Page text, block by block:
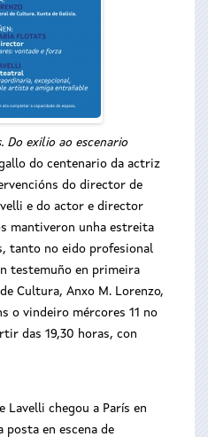
Do exilio ao escenario
do centenario da actriz
do director de
e do actor e director
mantiveron unha estreita
tanto no eido profesional
testemuño en primeira
Cultura, Anxo M. Lorenzo,
o vindeiro mércores 11 no
das 19,30 horas, con
Lavelli chegou a París en
posta en escena de